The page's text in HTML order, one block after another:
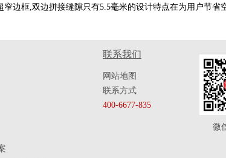
边框,双边拼接缝隙只有5.5毫米的设计特点在为用户节省
联系我们
网站地图
联系方式
400-6677-835
微